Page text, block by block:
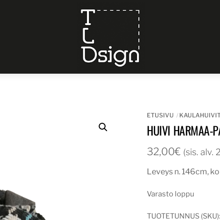
ETUSIVU
HUIVI HARMAA-
32,00€ (sis. alv.
Leveys n. 146cm,
Varasto loppu
TUOTETUNNUS